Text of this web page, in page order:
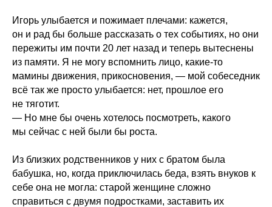
Игорь улыбается и пожимает плечами: кажется,
он и рад бы больше рассказать о тех событиях, но они
пережиты им почти 20 лет назад и теперь вытеснены
из памяти. Я не могу вспомнить лицо, какие-то
мамины движения, прикосновения, — мой собеседник
всё так же просто улыбается: нет, прошлое его
не тяготит.
— Но мне бы очень хотелось посмотреть, какого
мы сейчас с ней были бы роста.
Из близких родственников у них с братом была
бабушка, но, когда приключилась беда, взять внуков к
себе она не могла: старой женщине сложно
справиться с двумя подростками, заставить их